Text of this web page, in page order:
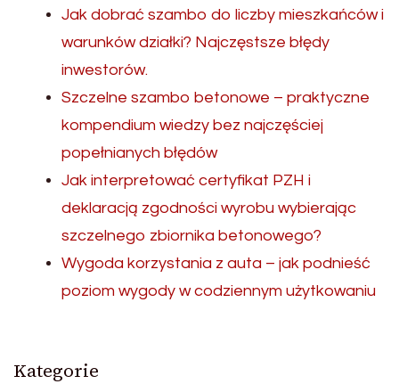
Jak dobrać szambo do liczby mieszkańców i
warunków działki? Najczęstsze błędy
inwestorów.
Szczelne szambo betonowe – praktyczne
kompendium wiedzy bez najczęściej
popełnianych błędów
Jak interpretować certyfikat PZH i
deklaracją zgodności wyrobu wybierając
szczelnego zbiornika betonowego?
Wygoda korzystania z auta – jak podnieść
poziom wygody w codziennym użytkowaniu
Kategorie